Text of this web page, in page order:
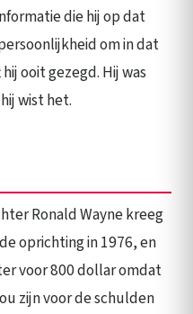
die hij op dat
om in dat
ooit gezegd. Hij was
wist het.
Ronald Wayne kreeg
oprichting in 1976, en
voor 800 dollar omdat
zijn voor de schulden